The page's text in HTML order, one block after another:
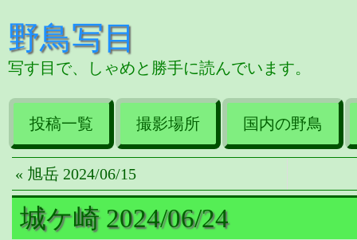
野鳥写目
写す目で、しゃめと勝手に読んでいます。
投稿一覧 撮影場所 国内の野鳥
« 旭岳 2024/06/15
城ケ崎 2024/06/24